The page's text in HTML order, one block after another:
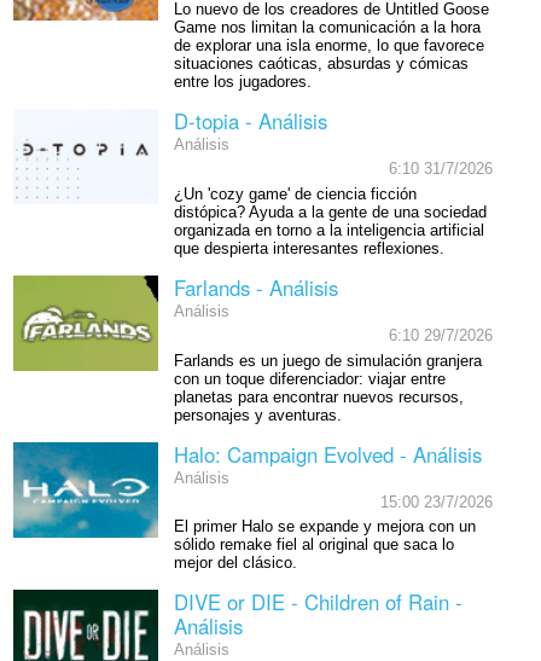
Lo nuevo de los creadores de Untitled Goose
Game nos limitan la comunicación a la hora
de explorar una isla enorme, lo que favorece
situaciones caóticas, absurdas y cómicas
entre los jugadores.
D-topia - Análisis
Análisis
6:10 31/7/2026
¿Un 'cozy game' de ciencia ficción
distópica? Ayuda a la gente de una sociedad
organizada en torno a la inteligencia artificial
que despierta interesantes reflexiones.
Farlands - Análisis
Análisis
6:10 29/7/2026
Farlands es un juego de simulación granjera
con un toque diferenciador: viajar entre
planetas para encontrar nuevos recursos,
personajes y aventuras.
Halo: Campaign Evolved - Análisis
Análisis
15:00 23/7/2026
El primer Halo se expande y mejora con un
sólido remake fiel al original que saca lo
mejor del clásico.
DIVE or DIE - Children of Rain -
Análisis
Análisis